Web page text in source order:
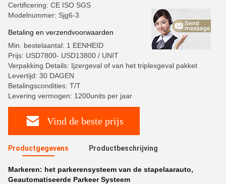
Certificering: CE ISO SGS
Modelnummer: Sjg6-3
Betaling en verzendvoorwaarden
Min. bestelaantal: 1 EENHEID
Prijs: USD7800- USD13800 / UNIT
Verpakking Details: Ijzergeval of van het triplexgeval pakket
Levertijd: 30 DAGEN
Betalingscondities: T/T
Levering vermogen: 1200units per jaar
Vind de beste prijs
Productgegevens Productbeschrijving
Markeren: het parkerensysteem van de stapelaarauto,
Geautomatiseerde Parkeer Systeem